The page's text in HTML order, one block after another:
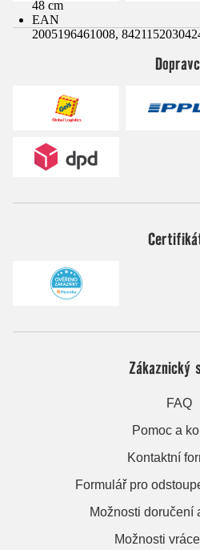
48 cm
EAN
2005196461008,
Zákaznický
FAQ
Pomoc a
Kontaktní
Formulář pro
Možnosti doručení
Možnosti